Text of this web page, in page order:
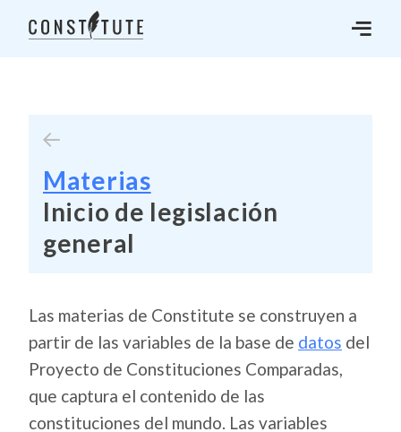
Materias
Inicio de legislación
general
Las materias de Constitute se construyen a
partir de las variables de la base de datos del
Proyecto de Constituciones Comparadas,
que captura el contenido de las
constituciones del mundo. Las variables